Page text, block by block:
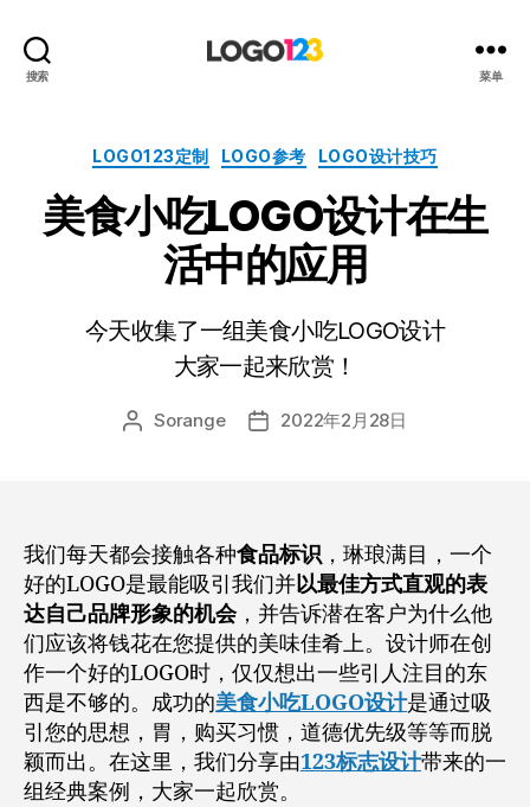
搜索
设
计
博
客
菜单
分
LOGO123定制 LOGO参考 LOGO设计技巧
美食小吃LOGO设计在生
活中的应用
今天收集了一组美食小吃LOGO设计
大家一起来欣赏！
文 Sorange
发 2022年2月28日
我们每天都会接触各种食品标识 ，琳琅满目，一个
好的LOGO是最能吸引我们并以最佳方式直观的表
达自己品牌形象的机会，并告诉潜在客户为什么他
们应该将钱花在您提供的美味佳肴上。设计师在创
作一个好的LOGO时，仅仅想出一些引人注目的东
西是不够的。成功的美食小吃LOGO设计是通过吸
引您的思想，胃，购买习惯，道德优先级等等而脱
颖而出。在这里，我们分享由123标志设计带来的一
组经典案例，大家一起欣赏。